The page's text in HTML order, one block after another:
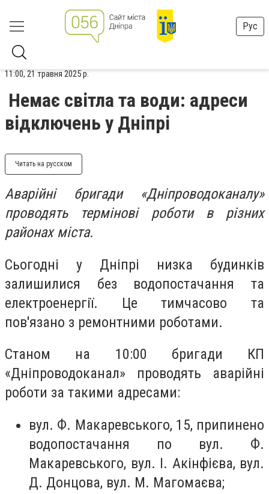
Рус
11:00, 21 травня 2025 р.
Немає світла та води: адреси
відключень у Дніпрі
Читать на русском
Аварійні бригади «Дніпроводоканалу»
проводять термінові роботи в різних
районах міста.
Сьогодні у Дніпрі низка будинків
залишилися без водопостачання та
електроенергії. Це тимчасово та
пов'язано з ремонтними роботами.
Станом на 10:00 бригади КП
«Дніпроводоканал» проводять аварійні
роботи за такими адресами:
вул. Ф. Макаревського, 15, припинено
водопостачання по вул. Ф.
Макаревського, вул. І. Акінфієва, вул.
Д. Донцова, вул. М. Магомаєва;